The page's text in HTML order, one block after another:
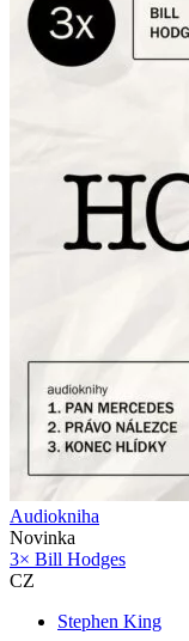
Audiokniha
Novinka
3× Bill Hodges
CZ
Stephen King